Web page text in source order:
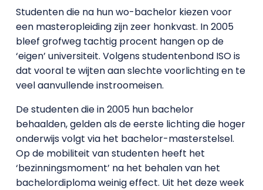
Studenten die na hun wo-bachelor kiezen voor
een masteropleiding zijn zeer honkvast. In 2005
bleef grofweg tachtig procent hangen op de
‘eigen’ universiteit. Volgens studentenbond ISO is
dat vooral te wijten aan slechte voorlichting en te
veel aanvullende instroomeisen.
De studenten die in 2005 hun bachelor
behaalden, gelden als de eerste lichting die hoger
onderwijs volgt via het bachelor-masterstelsel.
Op de mobiliteit van studenten heeft het
‘bezinningsmoment’ na het behalen van het
bachelordiploma weinig effect. Uit het deze week